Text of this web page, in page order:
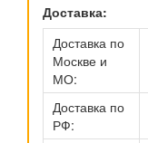
Доставка:
Доставка по
Москве и
МО:
Доставка по
РФ: